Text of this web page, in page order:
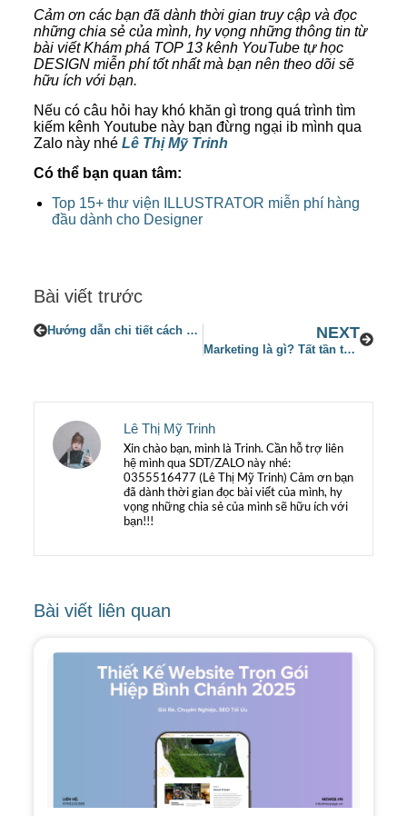
Cảm ơn các bạn đã dành thời gian truy cập và đọc
những chia sẻ của mình, hy vọng những thông tin từ
bài viết Khám phá TOP 13 kênh YouTube tự học
DESIGN miễn phí tốt nhất mà bạn nên theo dõi sẽ
hữu ích với bạn.
Nếu có câu hỏi hay khó khăn gì trong quá trình tìm
kiếm kênh Youtube này bạn đừng ngại ib mình qua
Zalo này nhé Lê Thị Mỹ Trinh
Có thể bạn quan tâm:
Top 15+ thư viện ILLUSTRATOR miễn phí hàng
đầu dành cho Designer
Bài viết trước
Hướng dẫn chi tiết cách sử dụng Canva Magic Edit siêu đơn giản 2023 NEXT
Marketing là gì? Tất tần tật toàn bộ kiến thức về Marketing
Lê Thị Mỹ Trinh
Xin chào bạn, mình là Trinh. Cần hỗ trợ liên
hệ mình qua SDT/ZALO này nhé:
0355516477 (Lê Thị Mỹ Trinh) Cảm ơn bạn
đã dành thời gian đọc bài viết của mình, hy
vọng những chia sẻ của mình sẽ hữu ích với
bạn!!!
Bài viết liên quan